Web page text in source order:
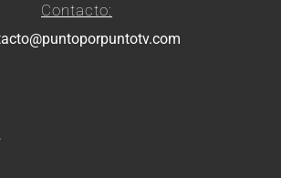
Contacto: